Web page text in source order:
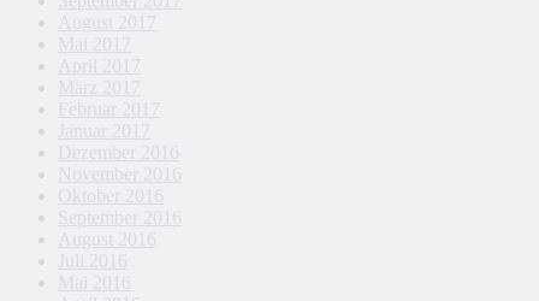
August 2017
Mai 2017
April 2017
März 2017
Februar 2017
Januar 2017
Dezember 2016
November 2016
Oktober 2016
September 2016
August 2016
Juli 2016
Mai 2016